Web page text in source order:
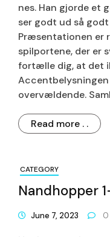
nes. Han gjorde et
ser godt ud så
Præsentationen er
spilportene, der er
fortælle dig, at det
Accentbelysningen
overvældende.
Read more . .
CATEGORY
Nandhopper
June 7, 2023 0